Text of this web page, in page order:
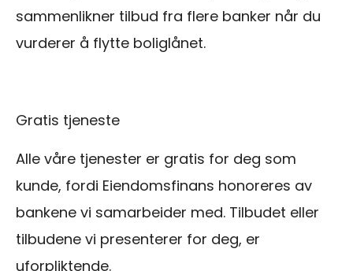
sammenlikner tilbud fra flere banker når du
vurderer å flytte boliglånet.
Gratis tjeneste
Alle våre tjenester er gratis for deg som
kunde, fordi Eiendomsfinans honoreres av
bankene vi samarbeider med. Tilbudet eller
tilbudene vi presenterer for deg, er
uforpliktende.